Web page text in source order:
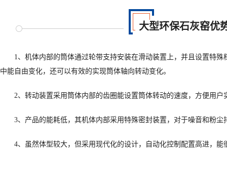
大型环保石灰窑优
1、机体内部的筒体通过轮带支持安装在滑动装置上，并且设置特
中能自由变化，还可以有效的实现筒体轴向转动变化。
2、转动装置采用筒体内部的齿圈能设置筒体转动的速度，方便用户
3、产品的能耗低，其机体内部采用特殊密封装置，对于噪音和粉
4、虽然体型较大，但采用现代化的设计，自动化控制配置高进，能